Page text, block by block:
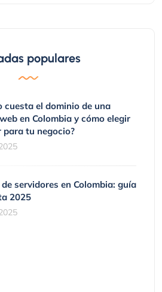
populares
cuesta el dominio de una
en Colombia y cómo elegir
para tu negocio?
servidores en Colombia: guía
2025